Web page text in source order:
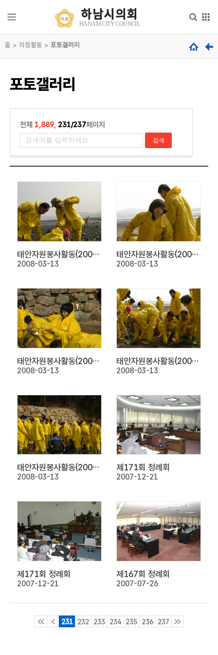
시
city
council
의
능
원
정
활
동
의
안
정
회
의
록
인
터
넷
방
송
린
광
장
하남시의회
HANAM CITY COUNCIL
홈 > 의정활동 > 포토갤러리
포토갤러리
전체 1,889, 231/237페이지
태안자원봉사활동(2008.3.6)
2008-03-13
태안자원봉사활동(2008.3.6)
2008-03-13
태안자원봉사활동(2008.3.6)
2008-03-13
태안자원봉사활동(2008.3.6)
2008-03-13
태안자원봉사활동(2008.3.6)
2008-03-13
제171회 정례회
2007-12-21
제171회 정례회
2007-12-21
제167회 정례회
2007-07-26
231 232 233 234 235 236 237